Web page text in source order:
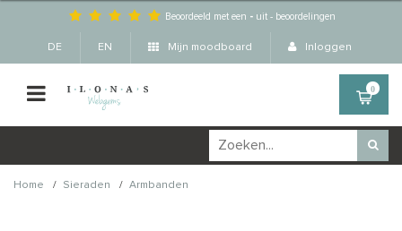
Beoordeeld met een - uit -beoordelingen
DE EN Mijn moodboard Inloggen
0
Home / Sieraden / Armbanden